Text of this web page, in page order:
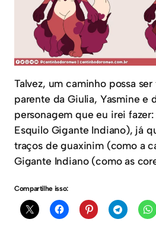
Talvez, um caminho possa
parente da Giulia, Yasmine e
personagem que eu irei
Esquilo Gigante Indiano), já
traços de guaxinim (como a
Gigante Indiano (como as
Compartilhe isso: